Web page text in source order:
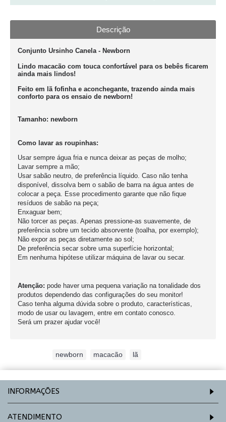
Descrição
Conjunto Ursinho Canela - Newborn
Lindo macacão com touca confortável para os bebês ficarem
ainda mais lindos!
Feito em lã fofinha e aconchegante, trazendo ainda mais
conforto para os ensaio de newborn!
Tamanho: newborn
Como lavar as roupinhas:
Usar sempre água fria e nunca deixar as peças de molho;
Lavar sempre a mão;
Usar sabão neutro, de preferência líquido. Caso não tenha
disponível, dissolva bem o sabão de barra na água antes de
colocar a peça. Esse procedimento garante que não fique
resíduos de sabão na peça;
Enxaguar bem;
Não torcer as peças. Apenas pressione-as suavemente, de
preferência sobre um tecido absorvente (toalha, por exemplo);
Não expor as peças diretamente ao sol;
De preferência secar sobre uma superfície horizontal;
Em nenhuma hipótese utilizar máquina de lavar ou secar.
Atenção: pode haver uma pequena variação na tonalidade dos
produtos dependendo das configurações do seu monitor!
Caso tenha alguma dúvida sobre o produto, características,
modo de usar ou lavagem, entre em contato conosco.
Será um prazer ajudar você!
newborn macacão lã
INFORMAÇÕES
ATENDIMENTO